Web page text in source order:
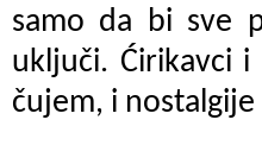
samo da bi sve
uključi. Ćirikavci
čujem, i